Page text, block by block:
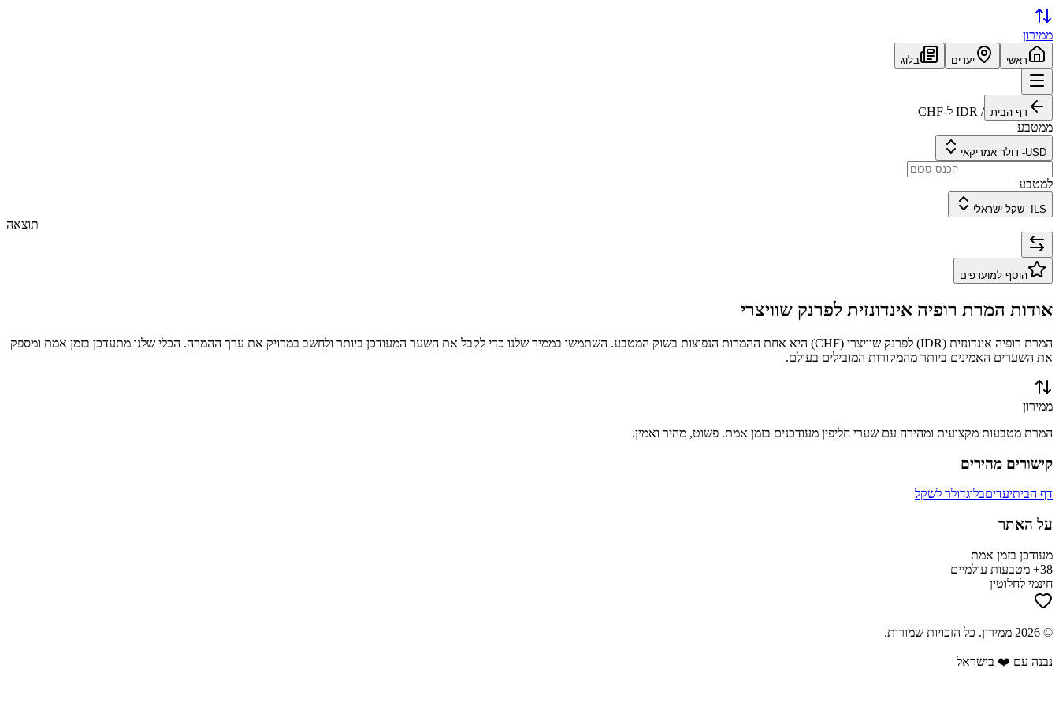
ממירון
ראשי יעדים בלוג
דף הבית /
IDR ל-CHF
ממטבע
USD
- דולר אמריקאי
למטבע
ILS
- שקל ישראלי
תוצאה
הוסף למועדפים
אודות המרת רופיה אינדונזית לפרנק שוויצרי
המרת רופיה אינדונזית (
IDR) לפרנק שוויצרי (
CHF) היא אחת ההמרות הנפוצות בשוק המטבע. השתמשו בממיר שלנו כדי לקבל את השער המעודכן ביותר ולחשב במדויק את ערך ההמרה. הכלי שלנו מתעדכן בזמן אמת ומספק
את השערים האמינים ביותר מהמקורות המובילים בעולם.
ממירון
המרת מטבעות מקצועית ומהירה עם שערי חליפין מעודכנים בזמן אמת. פשוט, מהיר ואמין.
קישורים מהירים
דף הביתיעדיםבלוגדולר לשקל
על האתר
מעודכן בזמן אמת
38+ מטבעות עולמיים
חינמי לחלוטין
©
2026 ממירון. כל הזכויות שמורות.
נבנה עם ❤️ בישראל